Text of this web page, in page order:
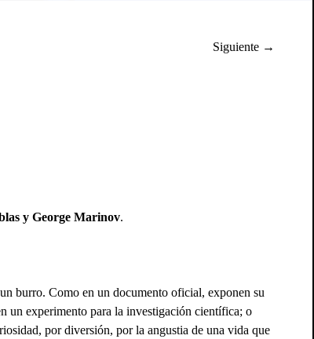
Siguiente →
y George Marinov.
burro. Como en un documento oficial, exponen su
un experimento para la investigación científica; o
por diversión, por la angustia de una vida que